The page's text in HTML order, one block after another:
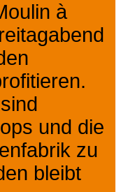
à
und die
zu
bleibt